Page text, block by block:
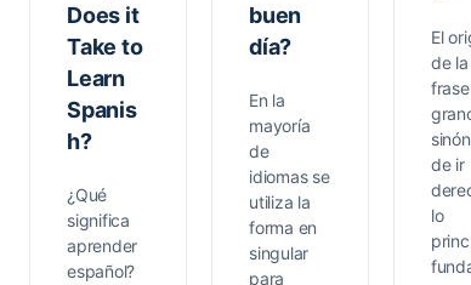
Does it
Take to
Learn
Spanis
h?
¿Qué
significa
aprender
español?
buen
día?
En la
mayoría
de
idiomas se
utiliza la
forma en
singular
para
El
de la
de ir
lo